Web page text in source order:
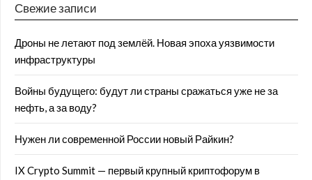
Свежие записи
Дроны не летают под землёй. Новая эпоха уязвимости
инфраструктуры
Войны будущего: будут ли страны сражаться уже не за
нефть, а за воду?
Нужен ли современной России новый Райкин?
IX Crypto Summit — первый крупный криптофорум в